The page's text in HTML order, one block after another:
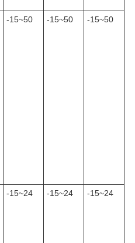
-15~50 -15~50 -15~50
-15~24 -15~24 -15~24